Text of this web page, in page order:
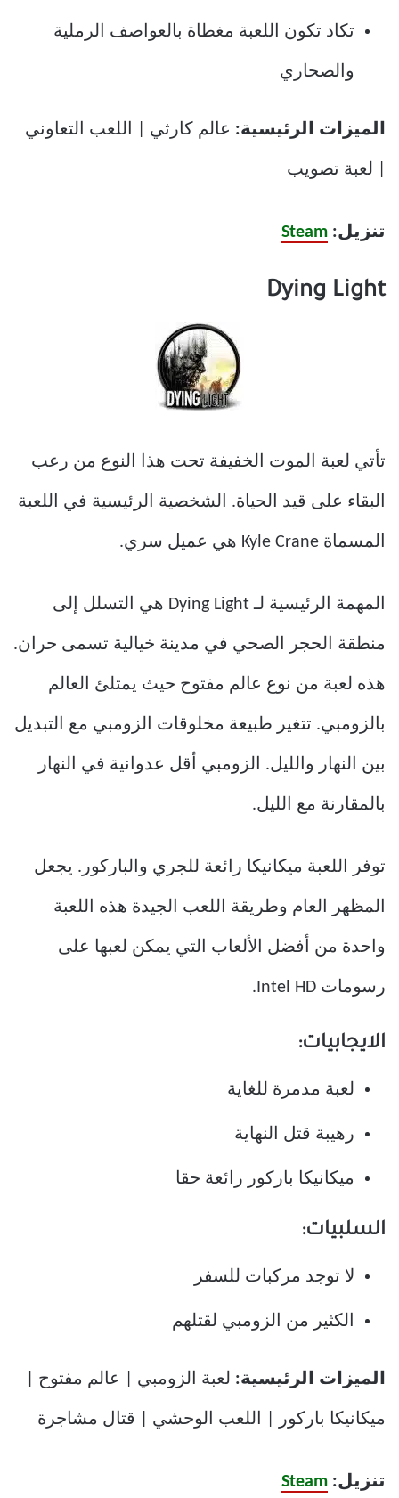
تكاد تكون اللعبة مغطاة بالعواصف الرملية
والصحاري
الميزات الرئيسية: عالم كارثي | اللعب التعاوني
| لعبة تصويب
تنزيل: Steam
Dying Light
تأتي لعبة الموت الخفيفة تحت هذا النوع من رعب
البقاء على قيد الحياة. الشخصية الرئيسية في اللعبة
المسماة Kyle Crane هي عميل سري.
المهمة الرئيسية لـ Dying Light هي التسلل إلى
منطقة الحجر الصحي في مدينة خيالية تسمى حران.
هذه لعبة من نوع عالم مفتوح حيث يمتلئ العالم
بالزومبي. تتغير طبيعة مخلوقات الزومبي مع التبديل
بين النهار والليل. الزومبي أقل عدوانية في النهار
بالمقارنة مع الليل.
توفر اللعبة ميكانيكا رائعة للجري والباركور. يجعل
المظهر العام وطريقة اللعب الجيدة هذه اللعبة
واحدة من أفضل الألعاب التي يمكن لعبها على
رسومات Intel HD.
الايجابيات:
لعبة مدمرة للغاية
رهيبة قتل النهاية
ميكانيكا باركور رائعة حقا
السلبيات:
لا توجد مركبات للسفر
الكثير من الزومبي لقتلهم
الميزات الرئيسية: لعبة الزومبي | عالم مفتوح |
ميكانيكا باركور | اللعب الوحشي | قتال مشاجرة
تنزيل: Steam